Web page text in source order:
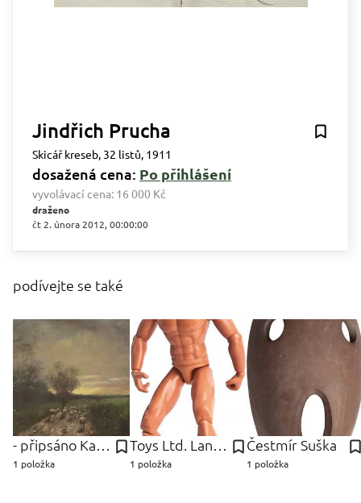
Jindřich Prucha
Skicář kreseb, 32 listů, 1911
dosažená cena: Po přihlášení
vyvolávací cena: 16 000 Kč
draženo
čt 2. února 2012, 00:00:00
podívejte se také
- připsáno Kauffmann
1 položka
Toys Ltd. Lanard
1 položka
Čestmír Suška
1 položka